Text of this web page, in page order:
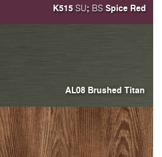
K515 SU; BS Spice Red
AL08 Brushed Titan